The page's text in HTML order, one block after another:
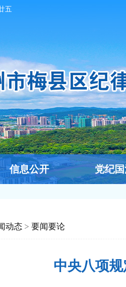
五
信息公开 党纪
动态 > 要闻要论
中央八项